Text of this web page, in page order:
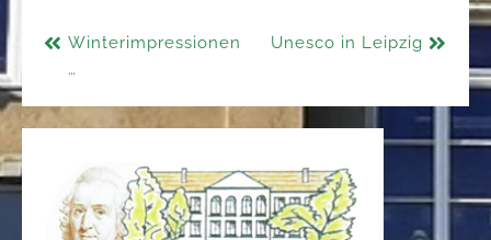
Beitragsnavigation
Winterimpressionen
…
Unesco in Leipzig